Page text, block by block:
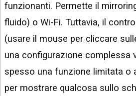
funzionanti. Permette il
fluido) o Wi-Fi. Tuttavia, il
(usare il mouse per cliccare
una configurazione complessa
spesso una funzione limitata o
per mostrare qualcosa sullo